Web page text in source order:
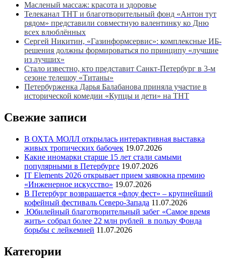
Масленый массаж: красота и здоровье
Телеканал ТНТ и благотворительный фонд «Антон тут
рядом» представили совместную валентинку ко Дню
всех влюблённых
Сергей Никитин, «Газинформсервис»: комплексные ИБ-
решения должны формироваться по принципу «лучшие
из лучших»
Стало известно, кто представит Санкт-Петербург в 3-м
сезоне телешоу «Титаны»
Петербурженка Дарья Балабанова приняла участие в
исторической комедии «Купцы и дети» на ТНТ
Свежие записи
В ОХТА МОЛЛ открылась интерактивная выставка
живых тропических бабочек 19.07.2026
Какие иномарки старше 15 лет стали самыми
популярными в Петербурге 19.07.2026
IT Elements 2026 открывает прием заявокна премию
«Инженерное искусство» 19.07.2026
В Петербург возвращается «флоу фест» – крупнейший
кофейный фестиваль Северо-Запада 11.07.2026
Юбилейный благотворительный забег «Самое время
жить» собрал более 22 млн рублей в пользу Фонда
борьбы с лейкемией 11.07.2026
Категории